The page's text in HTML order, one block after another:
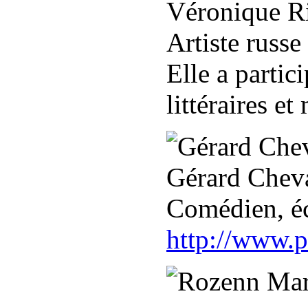
Véronique
Artiste
Elle a
littéraires et
Gérard
Comédien,
http://